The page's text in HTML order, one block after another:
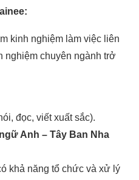
kinh nghiệm làm việc liên
nghiệm chuyên ngành trở
đọc, viết xuất sắc).
Anh – Tây Ban Nha
khả năng tổ chức và xử lý